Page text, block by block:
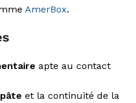
AmerBox.
apte au contact
et la continuité de la